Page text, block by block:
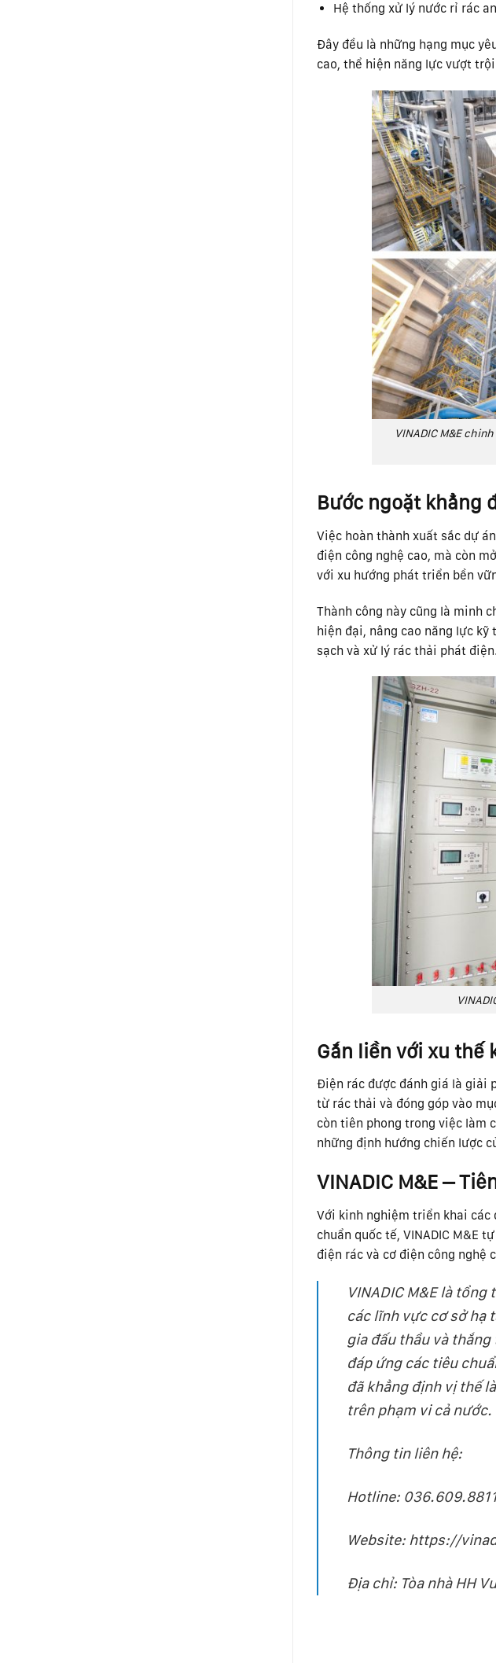
Hệ thống xử lý nước rỉ rác
Đây đều là những hạng mục
cao, thể hiện năng lực vượt trội
VINADIC M&E
Bước ngoặt khẳng
Việc hoàn thành xuất sắc dự
điện công nghệ cao, mà còn
với xu hướng phát triển bền
Thành công này cũng là minh
hiện đại, nâng cao năng lực
sạch và xử lý rác thải phát
Gắn liền với xu thế
Điện rác được đánh giá là giải
từ rác thải và đóng góp vào
còn tiên phong trong việc làm
những định hướng chiến lược
VINADIC M&E –
Với kinh nghiệm triển khai các
chuẩn quốc tế, VINADIC M&E
điện rác và cơ điện công nghệ
VINADIC M&E là
các lĩnh vực cơ sở hạ
gia đấu thầu và
đáp ứng các tiêu
đã khẳng định vị thế
trên phạm vi cả nước.
Thông tin liên hệ:
Hotline:
Website: https://
Địa chỉ: Tòa nhà HH